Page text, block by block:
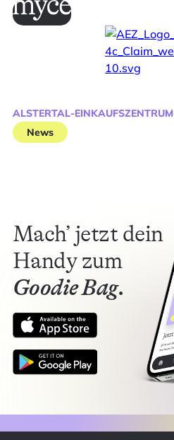
ALSTERTAL-EINKAUFSZENTRUM
News
Mach’ jetzt dein
Handy zum
Goodie Bag.